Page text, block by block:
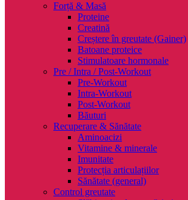
Forță & Masă
Proteine
Creatină
Creștere în greutate (Gainer)
Batoane proteice
Stimulatoare hormonale
Pre / Intra / Post-Workout
Pre-Workout
Intra-Workout
Post-Workout
Băuturi
Recuperare & Sănătate
Aminoacizi
Vitamine & minerale
Imunitate
Protecția articulațiilor
Sănătate (general)
Control greutate